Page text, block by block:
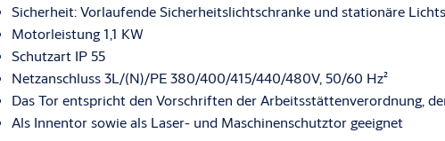
Eigenschaften eines Sektionaltores mit den hohen Geschwindigkeiten und der
Schnelllauftores. Dieses Hybridtor der nächsten Generation von ASSA ABLOY
und schliesst mit höchstem Tempo und minimalem Energieverlust.
Das ASSA ABLOY RR3000 ISO ist die perfekte Wahl für unterschiedlichste
wie Vertriebs- und Logistikzentren, Warenlager und Fertigungswerke,
Das ASSA ABLOY RR3000 ISO ist für viele weitere Einsatzbereiche geeignet
Sicherheit: Vorlaufende Sicherheitslichtschranke und stationäre
Motorleistung 1,1 KW
Schutzart IP 55
Netzanschluss 3L/(N)/PE 380/400/415/440/480V, 50/60 Hz²
Das Tor entspricht den Vorschriften der Arbeitsstättenverordnung,
Als Innentor sowie als Laser- und Maschinenschutztor geeignet